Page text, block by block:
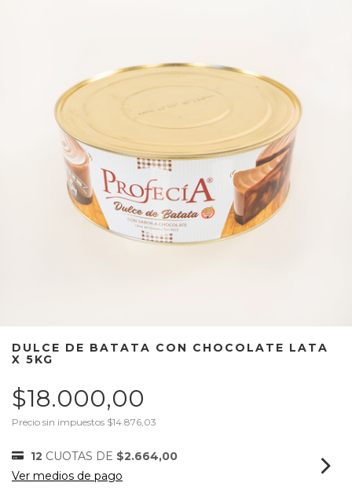
DULCE DE BATATA CON CHOCOLATE LATA
X 5KG
$18.000,00
Precio sin impuestos $14.876,03
12 CUOTAS DE $2.664,00
Ver medios de pago